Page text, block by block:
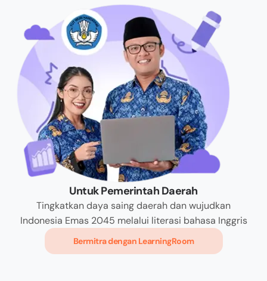
Untuk Pemerintah Daerah
Tingkatkan daya saing daerah dan wujudkan
Indonesia Emas 2045 melalui literasi bahasa Inggris
Bermitra dengan LearningRoom